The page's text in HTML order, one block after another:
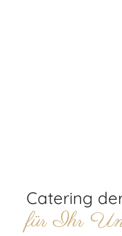
Catering
für Ihr